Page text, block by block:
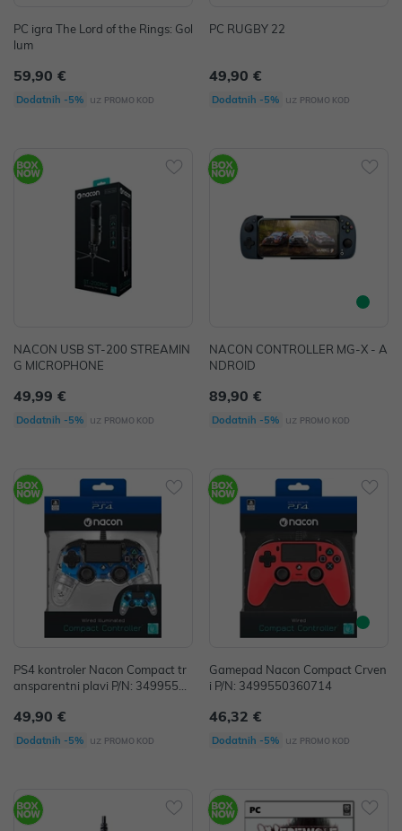
PC igra The Lord of the Rings: Gol
lum
59,90 €
Dodatnih -5% uz PROMO KOD
PC RUGBY 22
49,90 €
Dodatnih -5% uz PROMO KOD
NACON USB ST-200 STREAMIN
G MICROPHONE
49,99 €
Dodatnih -5% uz PROMO KOD
NACON CONTROLLER MG-X - A
NDROID
89,90 €
Dodatnih -5% uz PROMO KOD
PS4 kontroler Nacon Compact tr
ansparentni plavi P/N: 34995503
49,90 €
Dodatnih -5% uz PROMO KOD
Gamepad Nacon Compact Crven
i P/N: 3499550360714
46,32 €
Dodatnih -5% uz PROMO KOD